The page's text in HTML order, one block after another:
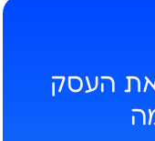
את העסק